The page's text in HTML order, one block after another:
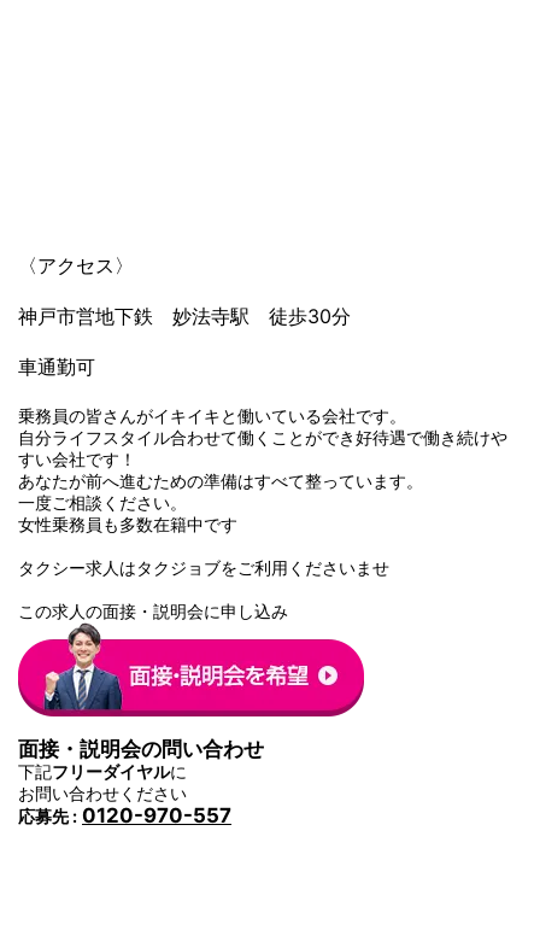
〈アクセス〉
神戸市営地下鉄 妙法寺駅 徒歩30分
車通勤可
乗務員の皆さんがイキイキと働いている会社です。
自分ライフスタイル合わせて働くことができ好待遇で働き続けや
すい会社です！
あなたが前へ進むための準備はすべて整っています。
一度ご相談ください。
女性乗務員も多数在籍中です
タクシー求人はタクジョブをご利用くださいませ
この求人の面接・説明会に申し込み
面接・説明会の問い合わせ
下記フリーダイヤルに
お問い合わせください
応募先 : 0120-970-557